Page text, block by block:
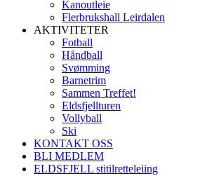
Kanoutleie
Flerbrukshall Leirdalen
AKTIVITETER
Fotball
Håndball
Svømming
Barnetrim
Sammen Treffet!
Eldsfjellturen
Vollyball
Ski
KONTAKT OSS
BLI MEDLEM
ELDSFJELL stitilretteleiing